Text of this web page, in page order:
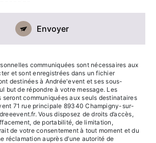
Envoyer
communiquées sont nécessaires aux
et sont enregistrées dans un fichier
destinées à Andrée'event et ses sous-
but de répondre à votre message. Les
communiquées aux seuls destinataires
71 rue principale 89340 Champigny-sur-
Vous disposez de droits d’accès,
de portabilité, de limitation,
de votre consentement à tout moment et du
réclamation auprès d’une autorité de